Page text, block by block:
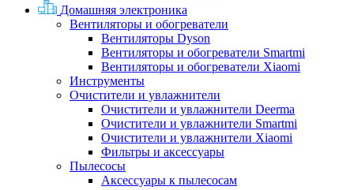
Домашняя электроника
Вентиляторы и обогреватели
Вентиляторы Dyson
Вентиляторы и обогреватели Smartmi
Вентиляторы и обогреватели Xiaomi
Инструменты
Очистители и увлажнители
Очистители и увлажнители Deerma
Очистители и увлажнители Smartmi
Очистители и увлажнители Xiaomi
Фильтры и аксессуары
Пылесосы
Аксессуары к пылесосам